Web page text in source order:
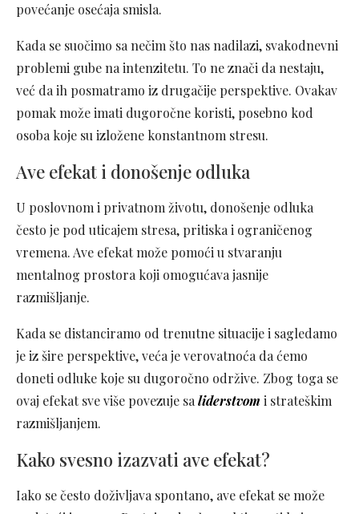
povećanje osećaja smisla.
Kada se suočimo sa nečim što nas nadilazi, svakodnevni
problemi gube na intenzitetu. To ne znači da nestaju,
već da ih posmatramo iz drugačije perspektive. Ovakav
pomak može imati dugoročne koristi, posebno kod
osoba koje su izložene konstantnom stresu.
Ave efekat i donošenje odluka
U poslovnom i privatnom životu, donošenje odluka
često je pod uticajem stresa, pritiska i ograničenog
vremena. Ave efekat može pomoći u stvaranju
mentalnog prostora koji omogućava jasnije
razmišljanje.
Kada se distanciramo od trenutne situacije i sagledamo
je iz šire perspektive, veća je verovatnoća da ćemo
doneti odluke koje su dugoročno održive. Zbog toga se
ovaj efekat sve više povezuje saliderstvom i strateškim
razmišljanjem.
Kako svesno izazvati ave efekat?
Iako se često doživljava spontano, ave efekat se može